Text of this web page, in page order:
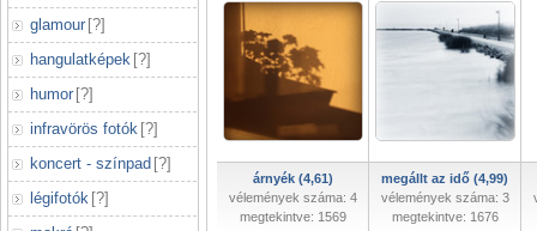
glamour [?]
hangulatképek [?]
humor [?]
infravörös fotók [?]
koncert - színpad [?]
légifotók [?]
árnyék (4,61)
vélemények száma: 4
megtekintve: 1569
megállt az idő (4,99)
vélemények száma: 3
megtekintve: 1676